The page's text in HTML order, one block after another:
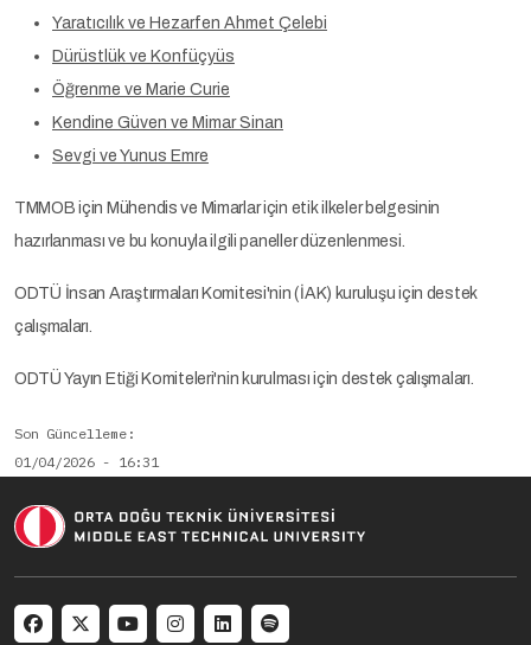
Yaratıcılık ve Hezarfen Ahmet Çelebi
Dürüstlük ve Konfüçyüs
Öğrenme ve Marie Curie
Kendine Güven ve Mimar Sinan
Sevgi ve Yunus Emre
TMMOB için Mühendis ve Mimarlar için etik ilkeler belgesinin
hazırlanması ve bu konuyla ilgili paneller düzenlenmesi.
ODTÜ İnsan Araştırmaları Komitesi'nin (İAK) kuruluşu için destek
çalışmaları.
ODTÜ Yayın Etiği Komiteleri'nin kurulması için destek çalışmaları.
Son Güncelleme
01/04/2026 - 16:31
Arşivlendi